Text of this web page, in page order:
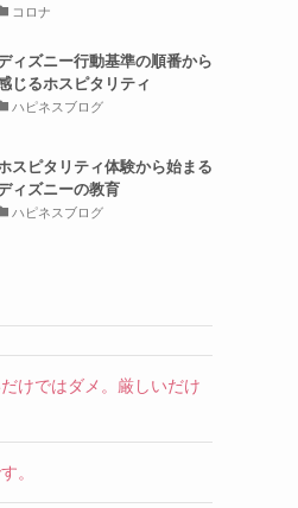
コロナ
ィズニー行動基準の順番から
じるホスピタリティ
ハピネスブログ
スピタリティ体験から始まる
ィズニーの教育
ハピネスブログ
けではダメ。厳しいだけ
。